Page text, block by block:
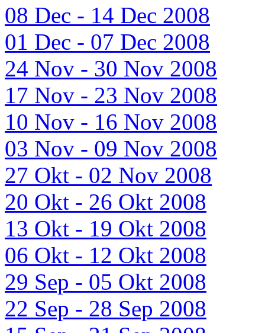
08 Dec - 14 Dec 2008
01 Dec - 07 Dec 2008
24 Nov - 30 Nov 2008
17 Nov - 23 Nov 2008
10 Nov - 16 Nov 2008
03 Nov - 09 Nov 2008
27 Okt - 02 Nov 2008
20 Okt - 26 Okt 2008
13 Okt - 19 Okt 2008
06 Okt - 12 Okt 2008
29 Sep - 05 Okt 2008
22 Sep - 28 Sep 2008